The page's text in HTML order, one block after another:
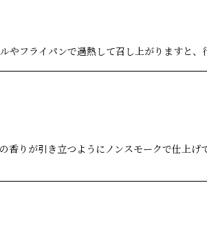
フライパンで過熱して召し上がりますと、
りが引き立つようにノンスモークで仕上